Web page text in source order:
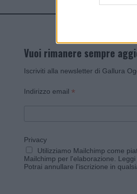
Vuoi rimanere sempre
Iscriviti alla newsletter di Gallura
Indirizzo email *
Privacy
Utilizziamo Mailchimp come
Mailchimp per l'elaborazione.
Potrai annullare l'iscrizione in